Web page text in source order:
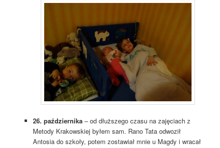
26. października– od dłuższego czasu na zajęciach z
Metody Krakowskiej byłem sam. Rano Tata odwoził
Antosia do szkoły, potem zostawiał mnie u Magdy i wracał